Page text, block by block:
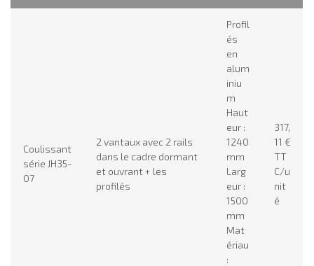
Coulissant
série JH35-
07
2 vantaux avec 2 rails
dans le cadre dormant
et ouvrant + les
profilés
Profil
és
en
alum
iniu
m
Haut
eur :
1240
mm
Larg
eur :
1500
mm
Mat
ériau
:
317,
11 €
TT
C/u
nit
é